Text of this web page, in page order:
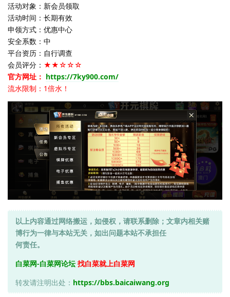
活动对象：新会员领取
活动时间：长期有效
申领方式：优惠中心
安全系数：中
平台资历：自行调查
会员评分： ★★☆☆☆
官方网址： https://7ky900.com/
流水限制：1倍水！
以上内容通过网络搬运，如侵权，请联系删除；文章内相关赌
博行为一律与本站无关，如出问题本站不承担任
何责任。
白菜网-白菜网论坛 找白菜就上白菜网
转发请注明出处： https://bbs.baicaiwang.org